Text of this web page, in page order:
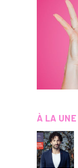
À LA UNE